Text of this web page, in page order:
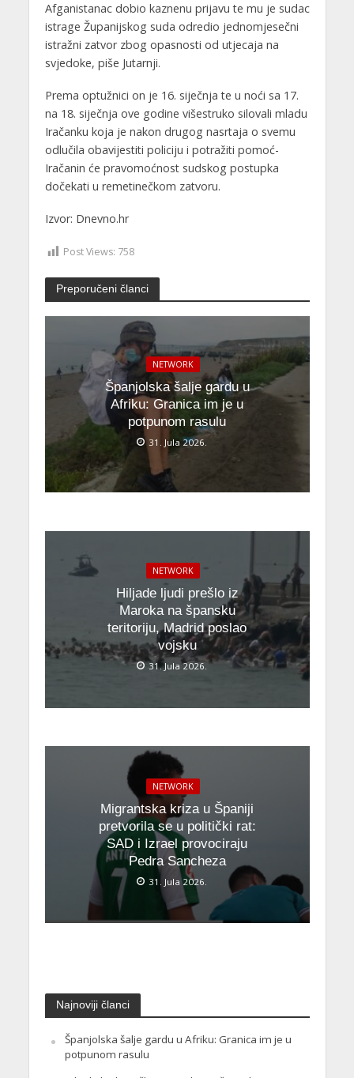
Afganistanac dobio kaznenu prijavu te mu je sudac
istrage Županijskog suda odredio jednomjesečni
istražni zatvor zbog opasnosti od utjecaja na
svjedoke, piše Jutarnji.
Prema optužnici on je 16. siječnja te u noći sa 17.
na 18. siječnja ove godine višestruko silovali mladu
Iračanku koja je nakon drugog nasrtaja o svemu
odlučila obavijestiti policiju i potražiti pomoć-
Iračanin će pravomoćnost sudskog postupka
dočekati u remetinečkom zatvoru.
Izvor: Dnevno.hr
Post Views: 758
Preporučeni članci
NETWORK
Španjolska šalje gardu u
Afriku: Granica im je u
potpunom rasulu
31. Jula 2026.
NETWORK
Hiljade ljudi prešlo iz
Maroka na špansku
teritoriju, Madrid poslao
vojsku
31. Jula 2026.
NETWORK
Migrantska kriza u Španiji
pretvorila se u politički rat:
SAD i Izrael provociraju
Pedra Sancheza
31. Jula 2026.
Najnoviji članci
Španjolska šalje gardu u Afriku: Granica im je u
potpunom rasulu